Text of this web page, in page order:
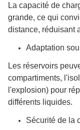
La capacité de
grande, ce qui
distance, réduisant
Adaptation
Les réservoirs
compartiments,
l'explosion) pour
différents liquides.
Sécurité de la